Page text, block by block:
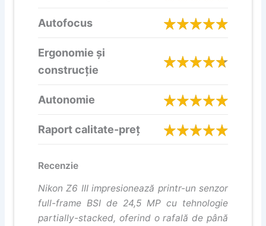
Autofocus
Ergonomie și
construcție
Autonomie
Raport calitate-preț
Recenzie
Nikon Z6 III impresionează printr-un senzor
full-frame BSI de 24,5 MP cu tehnologie
partially-stacked, oferind o rafală de până